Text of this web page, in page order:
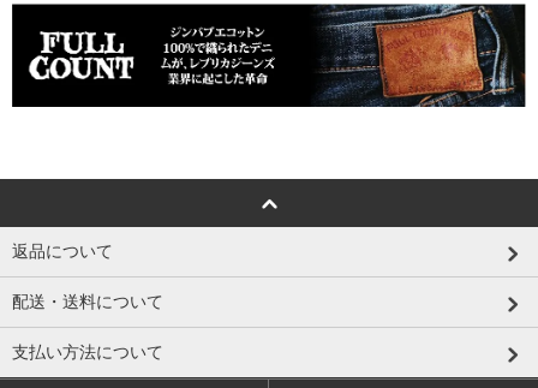
返品について
配送・送料について
支払い方法について